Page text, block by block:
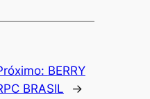
BERRY
BRASIL
→